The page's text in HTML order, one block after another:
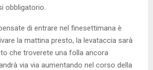
obbligatorio.
di entrare nel finesettimana è
la mattina presto, la levataccia sarà
che troverete una folla ancora
via via aumentando nel corso della